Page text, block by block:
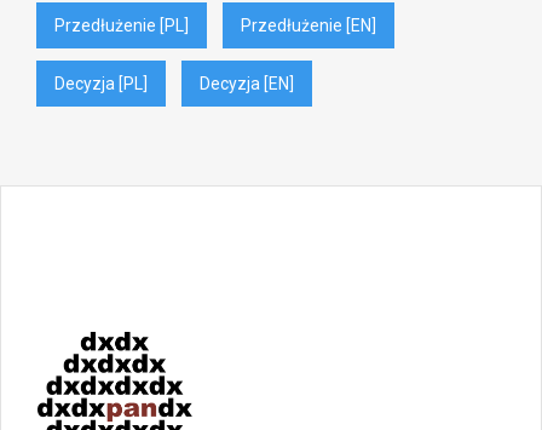
Przedłużenie [PL] Przedłużenie [EN]
Decyzja [PL] Decyzja [EN]